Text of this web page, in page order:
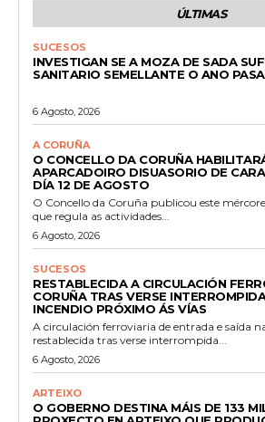
ÚLTIMAS
SUCESOS
INVESTIGAN SE A MOZA DE SADA
SANITARIO SEMELLANTE O ANO
6 Agosto, 2026
A CORUÑA
O CONCELLO DA CORUÑA
APARCADOIRO DISUASORIO DE
DÍA 12 DE AGOSTO
O Concello da Coruña publicou este
que regula as actividades...
6 Agosto, 2026
SUCESOS
RESTABLECIDA A CIRCULACIÓN
CORUÑA TRAS VERSE
INCENDIO PRÓXIMO ÁS VÍAS
A circulación ferroviaria de entrada e saída
restablecida tras verse interrompida...
6 Agosto, 2026
ARTEIXO
O GOBERNO DESTINA MÁIS DE 133